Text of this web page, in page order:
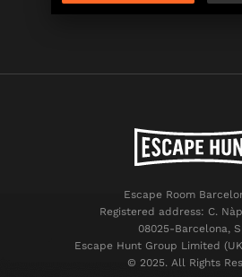
Escape Room
Registered address: C.
08025-Barcelona,
Escape Hunt Group Limited
©️ 2025. All Rights